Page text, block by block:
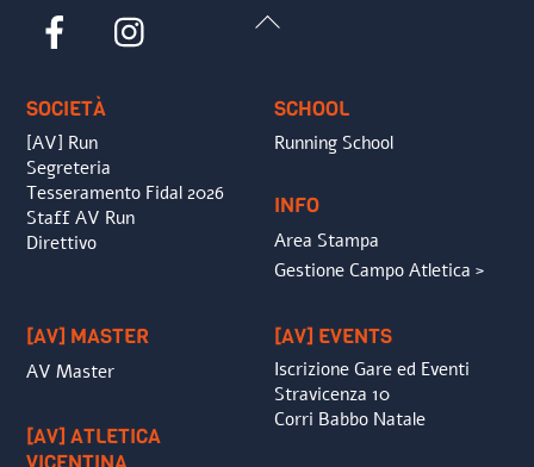
Back
Facebook
SOCIETÀ
[AV] Run
Segreteria
Tesseramento Fidal 2026
Staff AV Run
Direttivo
SCHOOL
Running School
INFO
Area Stampa
Gestione Campo Atletica >
[AV] MASTER
AV Master
[AV] ATLETICA
[AV] EVENTS
Iscrizione Gare ed Eventi
Stravicenza 10
Corri Babbo Natale